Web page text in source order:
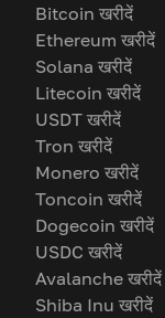
Bitcoin खरीदें
Ethereum खरीदें
Solana खरीदें
Litecoin खरीदें
USDT खरीदें
Tron खरीदें
Monero खरीदें
Toncoin खरीदें
Dogecoin खरीदें
USDC खरीदें
Avalanche खरीदें
Shiba Inu खरीदें